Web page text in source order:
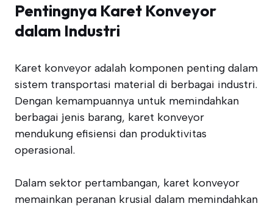
Pentingnya Karet Konveyor
dalam Industri
Karet konveyor adalah komponen penting dalam
sistem transportasi material di berbagai industri.
Dengan kemampuannya untuk memindahkan
berbagai jenis barang, karet konveyor
mendukung efisiensi dan produktivitas
operasional.
Dalam sektor pertambangan, karet konveyor
memainkan peranan krusial dalam memindahkan